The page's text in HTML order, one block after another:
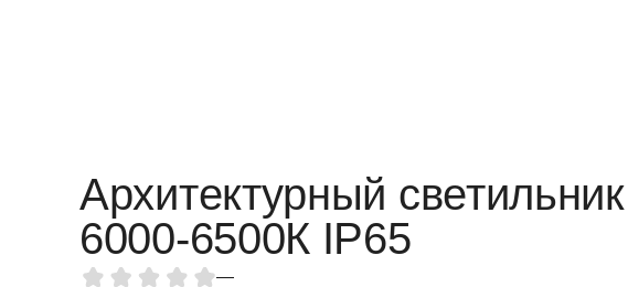
Архитектурный
6000-6500К IP65
—